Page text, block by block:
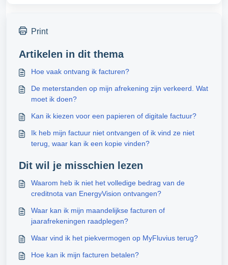
Print
Artikelen in dit thema
Hoe vaak ontvang ik facturen?
De meterstanden op mijn afrekening zijn verkeerd. Wat
moet ik doen?
Kan ik kiezen voor een papieren of digitale factuur?
Ik heb mijn factuur niet ontvangen of ik vind ze niet
terug, waar kan ik een kopie vinden?
Dit wil je misschien lezen
Waarom heb ik niet het volledige bedrag van de
creditnota van EnergyVision ontvangen?
Waar kan ik mijn maandelijkse facturen of
jaarafrekeningen raadplegen?
Waar vind ik het piekvermogen op MyFluvius terug?
Hoe kan ik mijn facturen betalen?